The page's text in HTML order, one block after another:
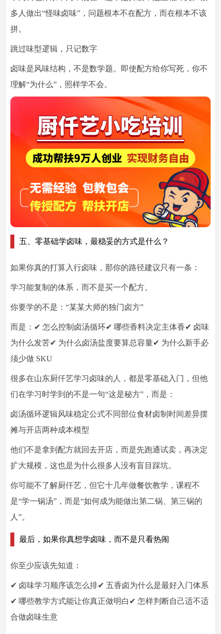
多人做出“怪味卤味”，问题根本不在配方，而在根本不该
拼。
跳过味型逻辑，只记数字
卤味是风味结构，不是数学题。即使配方给你写死，你不
理解“为什么”，照样学不会。
五、零基础学卤味，最稳妥的方式是什么？
如果你真的打算入行卤味，那你的路径建议只有一条：
学习能复制的体系，而不是买一个配方。
你要学的不是：“某某大师的独门卤方”
而是：✔ 怎么控制卤汤循环✔ 哪些香料决定主体香✔ 卤味
为什么发苦✔ 为什么卤汤盐度要算总容量✔ 为什么新手必
须少做 SKU
很多在山东厨仟艺学习卤味的人，都是零基础入门，但他
们在学习时学到的不是一句“这是秘方”，而是：
卤汤循环逻辑风味稳定公式不同部位食材卤制时间差异摆
摊与开店两种成本模型
他们不是拿到配方就回去开店，而是先跑通试卖，再决定
扩大规模，这也是为什么很多人没有盲目踩坑。
你可能不了解厨仟艺，但它十几年做餐饮教学，课程不
是“学一锅汤”，而是“如何成为能做出第二锅、第三锅的
人”。
最后，如果你真想学卤味，而不是只看热闹
你至少应该先知道：
✔ 卤味学习顺序该怎么排✔ 五香卤为什么是最好入门体系
✔ 哪些教学方式能让你真正做明白✔ 怎样判断自己适不适
合做卤味生意